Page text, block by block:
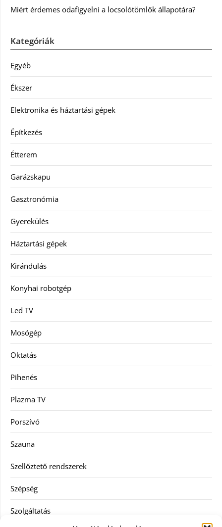
Miért érdemes odafigyelni a locsolótömlők állapotára?
Kategóriák
Egyéb
Ékszer
Elektronika és háztartási gépek
Építkezés
Étterem
Garázskapu
Gasztronómia
Gyerekülés
Háztartási gépek
Kirándulás
Konyhai robotgép
Led TV
Mosógép
Oktatás
Pihenés
Plazma TV
Porszívó
Szauna
Szellőztető rendszerek
Szépség
Szolgáltatás